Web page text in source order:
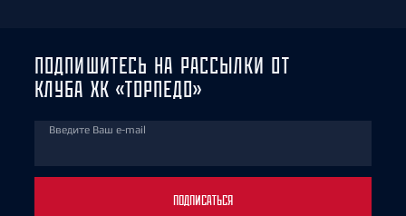
ПОДПИШИТЕСЬ НА РАССЫЛКИ ОТ
КЛУБА ХК «ТОРПЕДО»
Введите Ваш e-mail
ПОДПИСАТЬСЯ